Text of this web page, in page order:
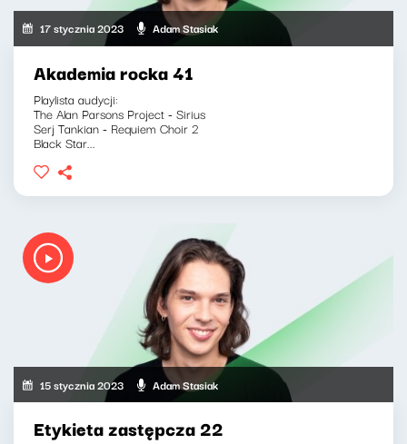
17 stycznia 2023 Adam Stasiak
Akademia rocka 41
Playlista audycji:
The Alan Parsons Project - Sirius
Serj Tankian - Requiem Choir 2
Black Star...
15 stycznia 2023 Adam Stasiak
Etykieta zastępcza 22